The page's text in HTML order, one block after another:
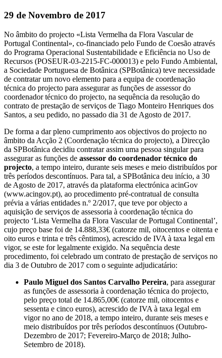
29 de Novembro de 2017
No âmbito do projecto «Lista Vermelha da Flora Vascular de
Portugal Continental», co-financiado pelo Fundo de Coesão através
do Programa Operacional Sustentabilidade e Eficiência no Uso de
Recursos (POSEUR-03-2215-FC-000013) e pelo Fundo Ambiental,
a Sociedade Portuguesa de Botânica (SPBotânica) teve necessidade
de contratar um novo elemento para a equipa de coordenação
técnica do projecto para assegurar as funções de assessor do
coordenador técnico do projecto, na sequência da resolução do
contrato de prestação de serviços de Tiago Monteiro Henriques dos
Santos, a seu pedido, no passado dia 31 de Agosto de 2017.
De forma a dar pleno cumprimento aos objectivos do projecto no
âmbito da Acção 2 (Coordenação técnica do projecto), a Direcção
da SPBotânica decidiu contratar assim uma pessoa singular para
assegurar as funções de assessor do coordenador técnico do
projecto, a tempo inteiro, durante seis meses e meio distribuídos por
três períodos descontínuos. Para tal, a SPBotânica deu início, a 30
de Agosto de 2017, através da plataforma electrónica acinGov
(www.acingov.pt), ao procedimento pré-contratual de consulta
prévia a várias entidades n.º 2/2017, que teve por objecto a
aquisição de serviços de assessoria à coordenação técnica do
projecto ‘Lista Vermelha da Flora Vascular de Portugal Continental’,
cujo preço base foi de 14.888,33€ (catorze mil, oitocentos e oitenta e
oito euros e trinta e três cêntimos), acrescido de IVA à taxa legal em
vigor, se este for legalmente exigido. Na sequência deste
procedimento, foi celebrado um contrato de prestação de serviços no
dia 3 de Outubro de 2017 com o seguinte adjudicatário:
Paulo Miguel dos Santos Carvalho Pereira, para assegurar
as funções de assessoria à coordenação técnica do projecto,
pelo preço total de 14.865,00€ (catorze mil, oitocentos e
sessenta e cinco euros), acrescido de IVA à taxa legal em
vigor no ano de 2018, a tempo inteiro, durante seis meses e
meio distribuídos por três períodos descontínuos (Outubro-
Dezembro de 2017; Fevereiro-Março de 2018; Julho-
Setembro de 2018).